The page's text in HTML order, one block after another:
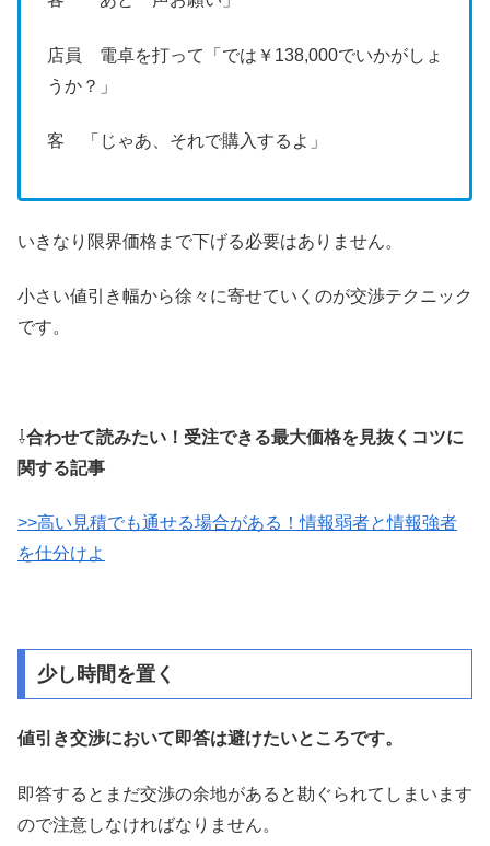
店員 電卓を打って「では￥138,000でいかがしょ
うか？」
客 「じゃあ、それで購入するよ」
いきなり限界価格まで下げる必要はありません。
小さい値引き幅から徐々に寄せていくのが交渉テクニック
です。
⇩合わせて読みたい！受注できる最大価格を見抜くコツに
関する記事
>>高い見積でも通せる場合がある！情報弱者と情報強者
を仕分けよ
少し時間を置く
値引き交渉において即答は避けたいところです。
即答するとまだ交渉の余地があると勘ぐられてしまいます
ので注意しなければなりません。